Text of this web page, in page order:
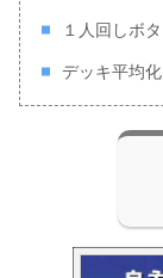
１人回しボ
デッキ平均化